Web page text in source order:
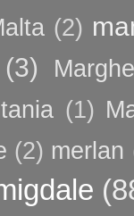
(2)
(3)
(1)
(2) merlan